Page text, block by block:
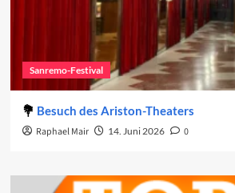
Sanremo-Festival
Besuch des Ariston-Theaters
Raphael Mair 14. Juni 2026 0